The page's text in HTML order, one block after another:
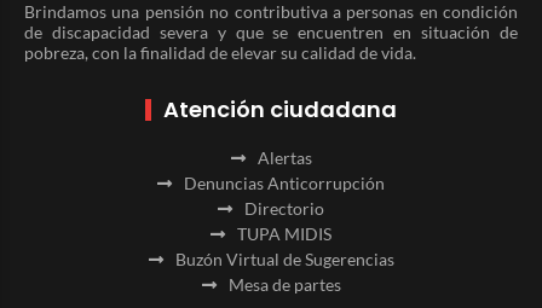
Brindamos una pensión no contributiva a personas en condición
de discapacidad severa y que se encuentren en situación de
pobreza, con la finalidad de elevar su calidad de vida.
Atención ciudadana
Alertas
Denuncias Anticorrupción
Directorio
TUPA MIDIS
Buzón Virtual de Sugerencias
Mesa de partes